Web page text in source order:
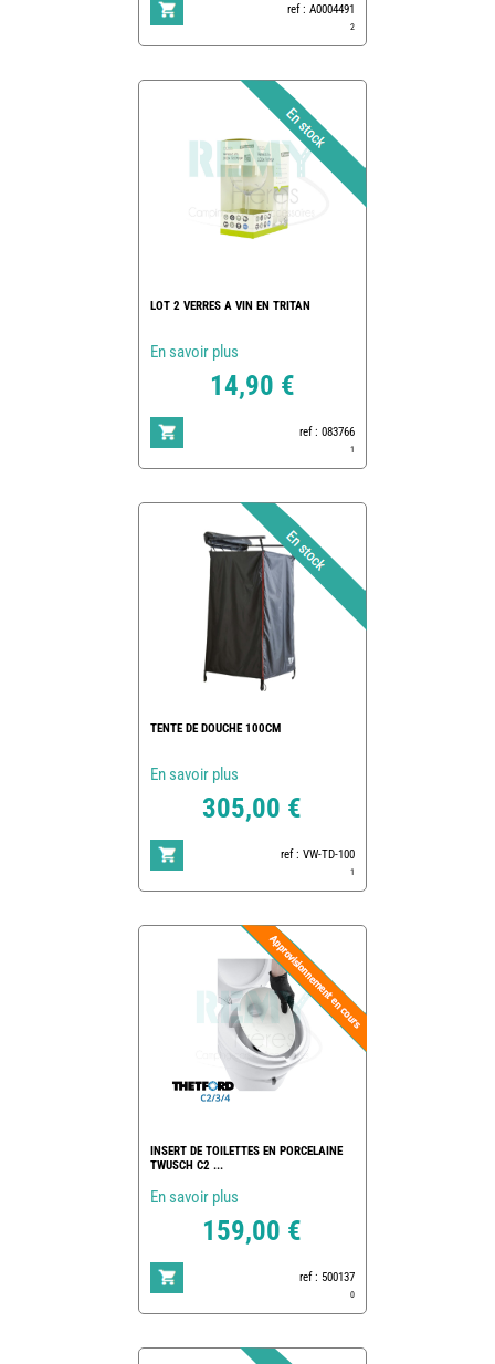
ref : A0004491
2
LOT 2 VERRES A VIN EN TRITAN
En savoir plus
14,90 €
ref : 083766
1
TENTE DE DOUCHE 100CM
En savoir plus
305,00 €
ref : VW-TD-100
1
INSERT DE TOILETTES EN PORCELAINE
TWUSCH C2 ...
En savoir plus
159,00 €
ref : 500137
0